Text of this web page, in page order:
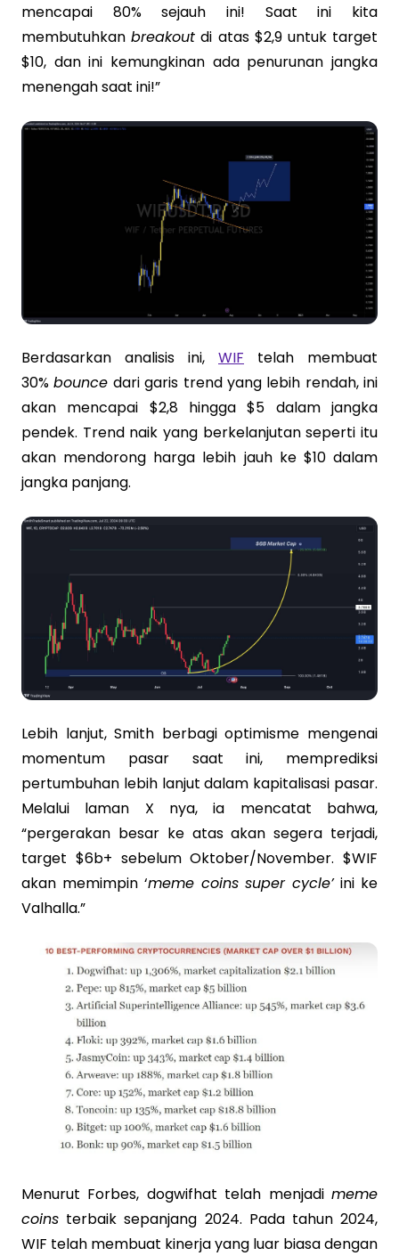
mencapai 80% sejauh ini! Saat ini kita
membutuhkanbreakout di atas $2,9 untuk target
$10, dan ini kemungkinan ada penurunan jangka
menengah saat ini!”
Berdasarkan analisis ini, WIF telah membuat
30%bounce dari garis trend yang lebih rendah, ini
akan mencapai $2,8 hingga $5 dalam jangka
pendek. Trend naik yang berkelanjutan seperti itu
akan mendorong harga lebih jauh ke $10 dalam
jangka panjang.
Lebih lanjut, Smith berbagi optimisme mengenai
momentum pasar saat ini, memprediksi
pertumbuhan lebih lanjut dalam kapitalisasi pasar.
Melalui laman X nya, ia mencatat bahwa,
“pergerakan besar ke atas akan segera terjadi,
target $6b+ sebelum Oktober/November. $WIF
akan memimpin ‘meme coins super cycle’ini ke
Valhalla.”
Menurut Forbes, dogwifhat telah menjadi meme
coins terbaik sepanjang 2024. Pada tahun 2024,
WIF telah membuat kinerja yang luar biasa dengan